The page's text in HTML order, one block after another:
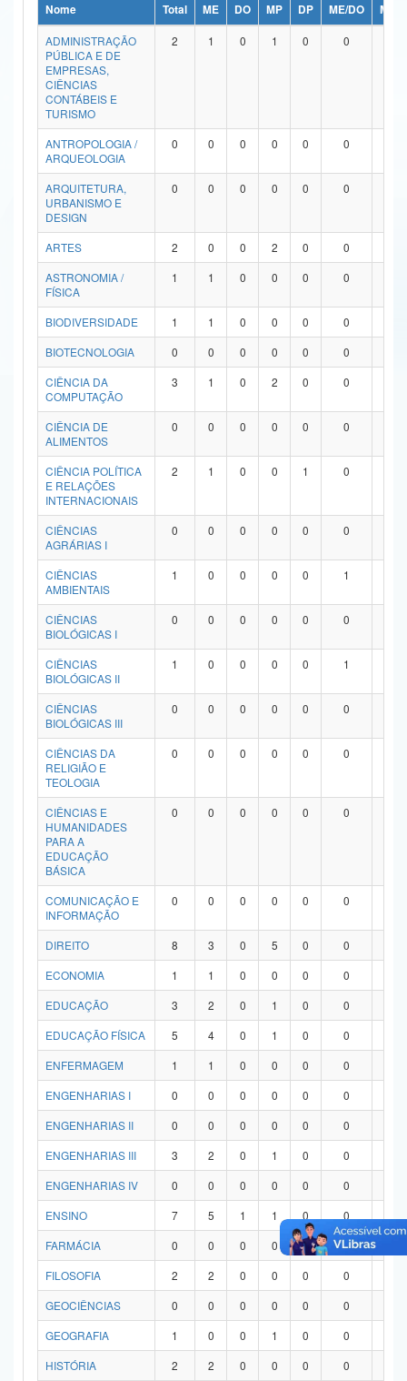
Ministério da Ciência, Tecnologia, Inovações e Comunicações
Ministério do Meio Ambiente
Ministério do Turismo
Ministério do Desenvolvimento Regional
Controladoria-Geral da União
Ministério da Mulher, da Família e dos Direitos Humanos
Secretaria de Governo
Advocacia-Geral da União
Banco Central do Brasil
Nome Total ME DO MP DP ME/DO
MP/
ADMINISTRAÇÃO
PÚBLICA E DE
EMPRESAS,
CIÊNCIAS
CONTÁBEIS E
TURISMO
2 1 0 1 0 0
ANTROPOLOGIA /
ARQUEOLOGIA
0 0 0 0 0 0
ARQUITETURA,
URBANISMO E
DESIGN
0 0 0 0 0 0
ARTES 2 0 0 2 0 0
ASTRONOMIA /
FÍSICA
1 1 0 0 0 0
BIODIVERSIDADE 1 1 0 0 0 0
BIOTECNOLOGIA
0 0 0 0 0 0
CIÊNCIA DA
COMPUTAÇÃO
3 1 0 2 0 0
CIÊNCIA DE
ALIMENTOS
0 0 0 0 0 0
CIÊNCIA POLÍTICA
E RELAÇÕES
INTERNACIONAIS
2 1 0 0 1 0
CIÊNCIAS
AGRÁRIAS I
0 0 0 0 0 0
CIÊNCIAS
AMBIENTAIS
1 0 0 0 0 1
CIÊNCIAS
BIOLÓGICAS I
0 0 0 0 0 0
CIÊNCIAS
BIOLÓGICAS II
1 0 0 0 0 1
CIÊNCIAS
BIOLÓGICAS III
0 0 0 0 0 0
CIÊNCIAS DA
RELIGIÃO E
TEOLOGIA
0 0 0 0 0 0
CIÊNCIAS E
HUMANIDADES
PARA A
EDUCAÇÃO
BÁSICA
0 0 0 0 0 0
COMUNICAÇÃO E
INFORMAÇÃO
0 0 0 0 0 0
DIREITO 8 3 0 5 0 0
ECONOMIA
1 1 0 0 0 0
EDUCAÇÃO
3 2 0 1 0 0
EDUCAÇÃO FÍSICA
5 4 0 1 0 0
ENFERMAGEM
1 1 0 0 0 0
ENGENHARIAS I
0 0 0 0 0 0
ENGENHARIAS II
0 0 0 0 0 0
ENGENHARIAS III
3 2 0 1 0 0
ENGENHARIAS IV
0 0 0 0 0 0
ENSINO
7 5 1 1 0 0
FARMÁCIA
0 0 0 0 0 0
FILOSOFIA
2 2 0 0 0 0
GEOCIÊNCIAS
0 0 0 0 0 0
GEOGRAFIA
1 0 0 1 0 0
HISTÓRIA
2 2 0 0 0 0